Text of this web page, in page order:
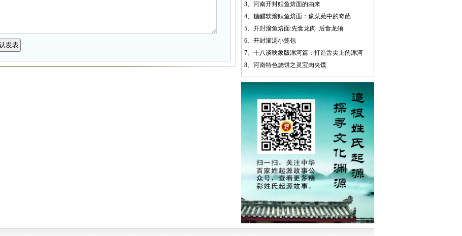
3、 河南开封鲤鱼焙面的由来
4、 糖醋软熘鲤鱼焙面：豫菜苑中的奇葩
5、 开封溜鱼焙面:先食龙肉 后食龙须
6、 开封灌汤小笼包
7、 十八谈映象版漯河篇：打造舌尖上的漯河
8、 河南特色烧饼之灵宝肉夹馍